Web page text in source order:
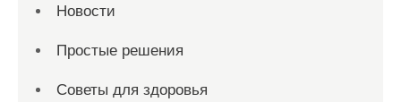
Новости
Простые решения
Советы для здоровья